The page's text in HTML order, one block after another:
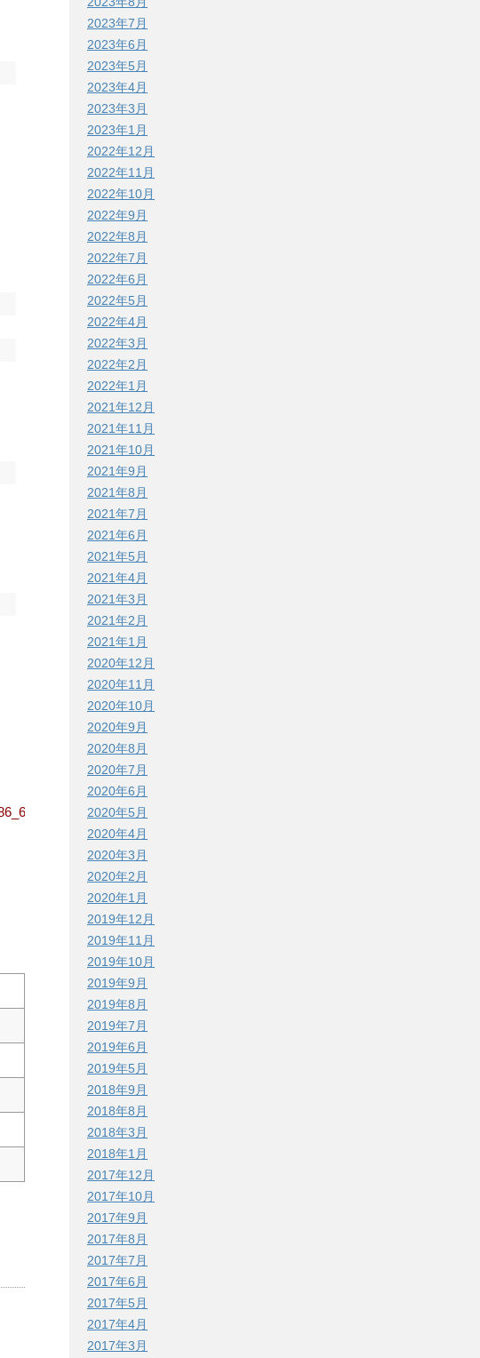
GNU/Linux
2023年7月
2023年6月
2023年5月
2023年4月
2023年3月
2023年1月
2022年12月
2022年11月
2022年10月
2022年9月
2022年8月
2022年7月
2022年6月
2022年5月
2022年4月
2022年3月
2022年2月
2022年1月
2021年12月
2021年11月
2021年10月
2021年9月
2021年8月
2021年7月
2021年6月
2021年5月
2021年4月
2021年3月
2021年2月
2021年1月
2020年12月
2020年11月
2020年10月
2020年9月
2020年8月
2020年7月
2020年6月
2020年5月
2020年4月
2020年3月
2020年2月
2020年1月
2019年12月
2019年11月
2019年10月
2019年9月
2019年8月
2019年7月
2019年6月
2019年5月
2018年9月
2018年8月
2018年3月
2018年1月
2017年12月
2017年10月
2017年9月
2017年8月
2017年7月
2017年6月
2017年5月
2017年4月
2017年3月